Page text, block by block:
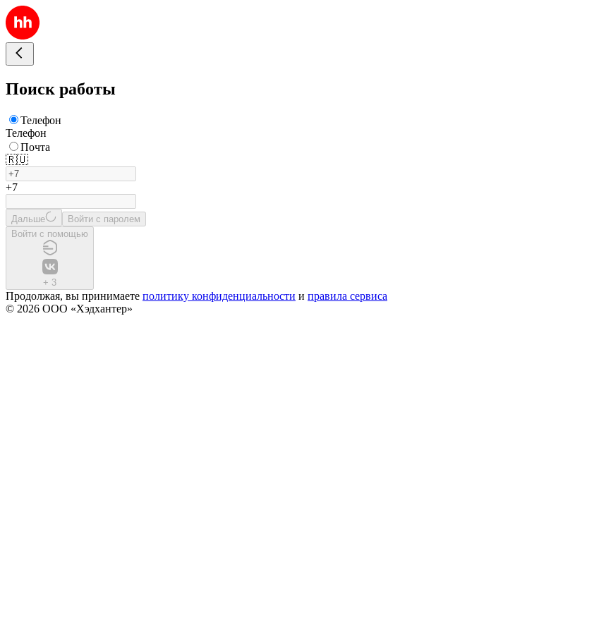
Поиск работы
Телефон
Телефон
Почта
🇷🇺
+7
Дальше
Войти с паролем
Войти с помощью
+ 3
Продолжая, вы принимаете политику конфиденциальности и правила сервиса
© 2026 ООО «Хэдхантер»